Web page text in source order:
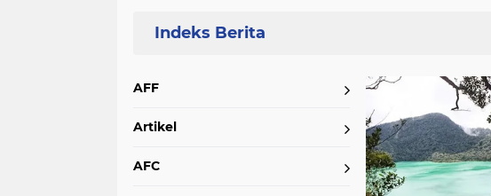
AFF
Artikel
AFC